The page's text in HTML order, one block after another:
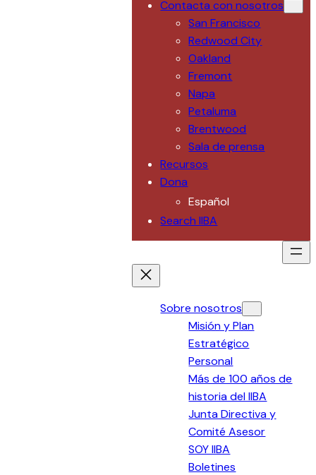
Contacta con nosotros
San Francisco
Redwood City
Oakland
Fremont
Napa
Petaluma
Brentwood
Sala de prensa
Recursos
Dona
Español
Search IIBA
Sobre nosotros
Misión y Plan
Estratégico
Personal
Más de 100 años de
historia del IIBA
Junta Directiva y
Comité Asesor
SOY IIBA
Boletines